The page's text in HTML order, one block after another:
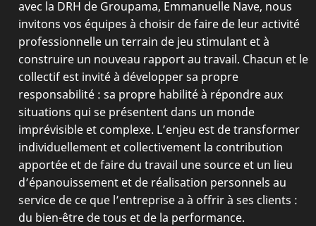
avec la DRH de Groupama, Emmanuelle Nave, nous
invitons vos équipes à choisir de faire de leur activité
professionnelle un terrain de jeu stimulant et à
construire un nouveau rapport au travail. Chacun et le
collectif est invité à développer sa propre
responsabilité : sa propre habilité à répondre aux
situations qui se présentent dans un monde
imprévisible et complexe. L’enjeu est de transformer
individuellement et collectivement la contribution
apportée et de faire du travail une source et un lieu
d’épanouissement et de réalisation personnels au
service de ce que l’entreprise a à offrir à ses clients :
du bien-être de tous et de la performance.